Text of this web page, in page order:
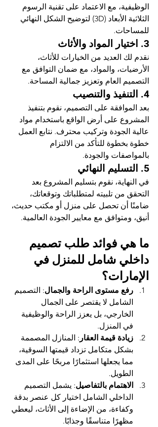
الوظيفية، مع الاعتماد على تقنية الرسوم
الثلاثية الأبعاد (3D) لتوضيح الشكل النهائي
للمساحات.
3. اختيار المواد والأثاث
نقدم لك العديد من الخيارات للأثاث،
الأرضيات، والمواد، مع ضمان التوافق مع
التصميم العام وتعزيز جمالية المساحة.
4. التنفيذ والتنصيب
بعد الموافقة على التصميم، نقوم بتنفيذ
المشروع على أرض الواقع باستخدام مواد
عالية الجودة وتركيب محترف. نتابع العمل
خطوة بخطوة للتأكد من الالتزام
بالمواصفات والجودة.
5. التسليم النهائي
في النهاية، نقوم بتسليم المشروع بعد
التحقق من تلبيته لمتطلباتك وتوقعاتك،
ضامنًا أن تحصل على منزل أو مكتب حديث،
أنيق، ومتوافق مع معايير الجودة العالمية.
ما هي فوائد طلب تصميم
داخلي شامل للمنزل في
الإمارات؟
رفع مستوى الراحة والجمال: التصميم
الشامل لا يقتصر على الجمال
الخارجي، بل يعزز الراحة والوظيفية
في المنزل.
زيادة قيمة العقار : المنازل المصممة
بشكل متكامل تزداد قيمتها السوقية،
مما يجعلها استثمارًا مربحًا على المدى
الطويل.
الاهتمام بالتفاصيل: يشمل التصميم
الداخلي الشامل اختيار كل عنصر بدقة
وكفاءة، من الإضاءة إلى الأثاث، ليعطي
مظهرًا متناسقًا وجذابًا.